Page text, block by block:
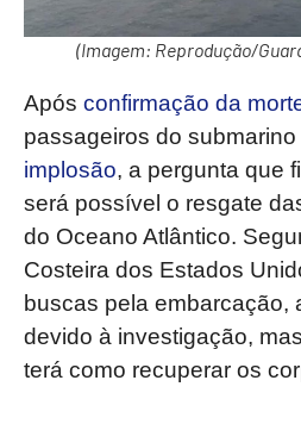
(Imagem: Reprodução/
Após confirmação da
passageiros do
implosão, a pergunta que
será possível o resgate
do Oceano Atlântico.
Costeira dos Estados
buscas pela embarcação,
devido à investigação,
terá como recuperar os